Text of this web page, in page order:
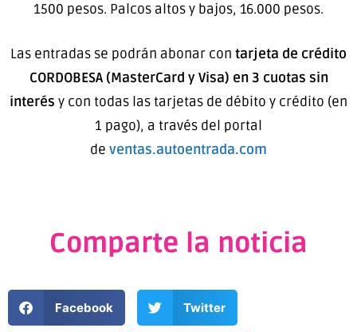
1500 pesos. Palcos altos y bajos, 16.000 pesos.
Las entradas se podrán abonar con tarjeta de crédito
CORDOBESA (MasterCard y Visa) en 3 cuotas sin
interés y con todas las tarjetas de débito y crédito (en
1 pago), a través del portal
de ventas.autoentrada.com
Comparte la noticia
Facebook Twitter